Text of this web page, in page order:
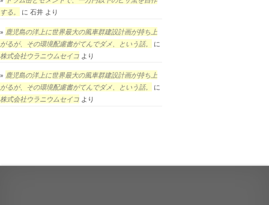
する。
に 石井 より
鹿児島の洋上に世界最大の風車群建設計画が持ち上
がるが、その環境配慮書がてんでダメ、という話。
に
株式会社ウラニウムセイコ より
鹿児島の洋上に世界最大の風車群建設計画が持ち上
がるが、その環境配慮書がてんでダメ、という話。
に
株式会社ウラニウムセイコ より